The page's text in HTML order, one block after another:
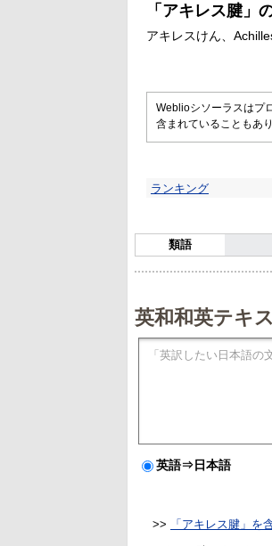
「 アキレス腱 」
アキレスけん
Weblioシソーラスはプ
含まれていることもあ
ランキング
類語
英和和英テキ
英語⇒日本語
>> 「アキレス腱」を